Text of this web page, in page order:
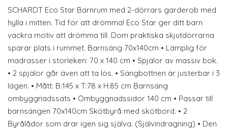
SCHARDT Eco Star Barnrum med 2-dörrars garderob med
hylla i mitten. Tid för att drömma! Eco Star ger ditt barn
vackra motiv att drömma till. Dom praktiska skjutdörrarna
sparar plats i rummet. Barnsäng 70x140cm • Lämplig för
madrasser i storleken: 70 x 140 cm • Spjälor av massiv bok.
• 2 spjälor går även att ta lös. • Sängbottnen är justerbar i 3
lägen. • Mått: B:145 x T:78 x H:85 cm Barnsäng
ombyggnadssats • Ombyggnadssidor 140 cm • Passar till
barnsängen 70x140cm Skötbyrå med skötbord. • 2
Byrålådor som drar igen sig själva. (Självindragning) • Den